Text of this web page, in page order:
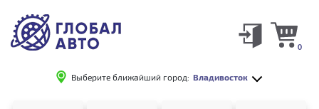
Выберите ближайший город: Владивосток
0